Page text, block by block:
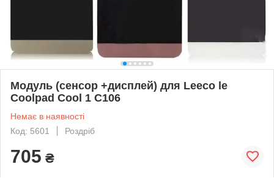
Модуль (сенсор +дисплей) для Leeco le
Coolpad Cool 1 C106
Немає в наявності
Код: 5601
Роздріб
705 ₴